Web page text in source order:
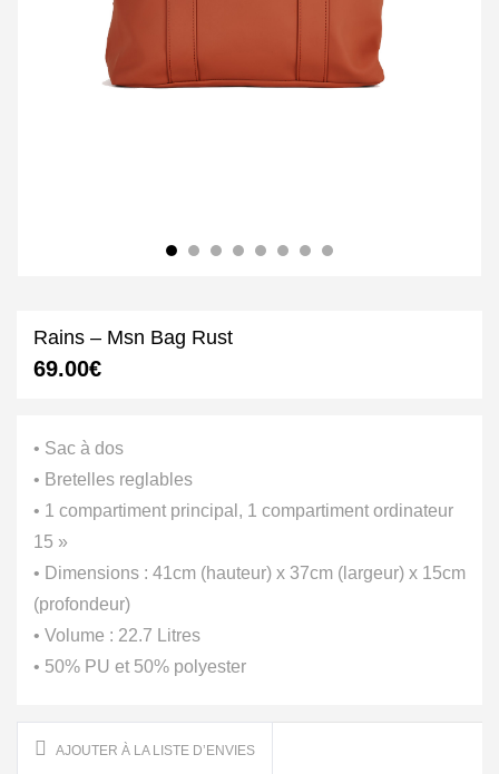
Rains – Msn Bag Rust
69.00€
• Sac à dos
• Bretelles reglables
• 1 compartiment principal, 1 compartiment ordinateur
15 »
• Dimensions : 41cm (hauteur) x 37cm (largeur) x 15cm
(profondeur)
• Volume : 22.7 Litres
• 50% PU et 50% polyester
AJOUTER À LA LISTE D’ENVIES